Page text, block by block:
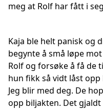
meg at Rolf har fått i
Kaja ble helt panisk og
begynte å små løpe
Rolf og forsøke å få de
hun fikk så vidt låst
Jeg blir med deg. De
opp biljakten. Det gjaldt